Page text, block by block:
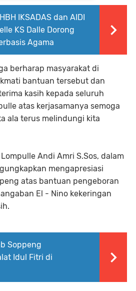
IKSADAS dan AIDI
KS Dalle Dorong
Agama
berharap masyarakat di
bantuan tersebut dan
kasih kepada seluruh
atas kerjasamanya semoga
ala terus melindungi kita
Andi Amri S.Sos, dalam
mengapresiasi
atas bantuan pengeboran
El - Nino kekeringan
Soppeng
Idul Fitri di